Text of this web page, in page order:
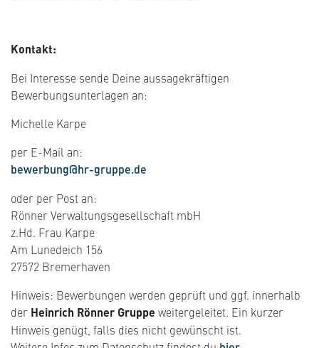
Kontakt:
Bei Interesse sende Deine aussagekräftigen
Bewerbungsunterlagen an:
Michelle Karpe
per E-Mail an:
​​​​bewerbung@hr-gruppe.de
oder per Post an:
Rönner Verwaltungsgesellschaft mbH
z.Hd. Frau Karpe
Am Lunedeich 156
27572 Bremerhaven
Hinweis: Bewerbungen werden geprüft und ggf. innerhalb
der Heinrich Rönner Gruppe weitergeleitet. Ein kurzer
Hinweis genügt, falls dies nicht gewünscht ist.